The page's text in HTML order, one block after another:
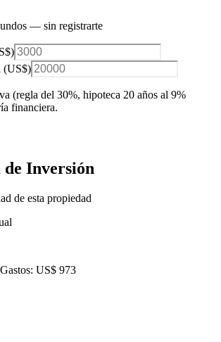
— sin registrarte
)
(US$)
(regla del 30%, hipoteca 20 años al 9%
financiera.
Inversión
de esta propiedad
US$ 973